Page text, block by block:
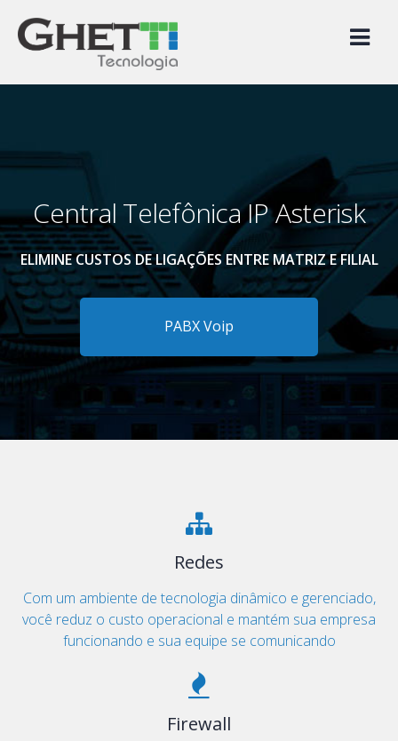
content
Central Telefônica IP Asterisk
ELIMINE CUSTOS DE LIGAÇÕES ENTRE MATRIZ E FILIAL
PABX Voip
Redes
Com um ambiente de tecnologia dinâmico e gerenciado,
você reduz o custo operacional e mantém sua empresa
funcionando e sua equipe se comunicando
Firewall